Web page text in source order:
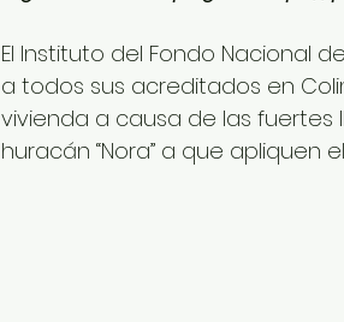
El Instituto del Fondo Nacional
a todos sus acreditados en
vivienda a causa de las fuertes
huracán “Nora” a que apliquen